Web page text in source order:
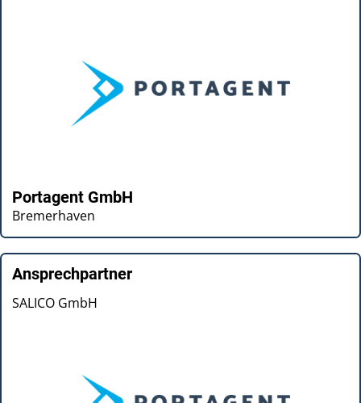
Portagent GmbH
Bremerhaven
Ansprechpartner
SALICO GmbH